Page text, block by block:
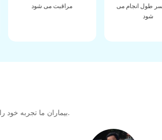
مراقبت می شود
طول انجام می
شود
بیماران ما تجربه خود را در دریافت بهترین کیفیت مراقبت های بهداشتی در طول سفر درمانی خود با ما به اشتراک می گذارند تا پیوندی عالی برای آینده ایجاد کنند.